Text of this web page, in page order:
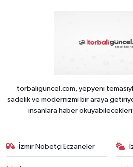
torbaliguncel.com, yepyeni
sadelik ve modernizmi bir araya
insanlara haber okuyabilecekleri
İzmir Nöbetçi Eczaneler